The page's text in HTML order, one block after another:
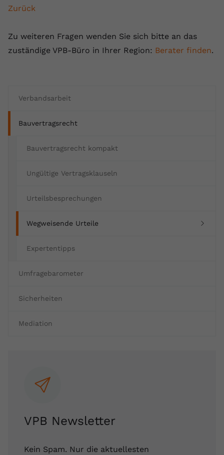
Verbandsarbeit
Bauvertragsrecht
Bauvertragsrecht kompakt
Ungültige Vertragsklauseln
Urteilsbesprechungen
Wegweisende Urteile
Expertentipps
Umfragebarometer
Sicherheiten
Mediation
VPB Newsletter
Kein Spam. Nur die aktuellesten
Zurück
Zu weiteren Fragen wenden Sie sich bitte an das
zuständige VPB-Büro in Ihrer Region: Berater finden.